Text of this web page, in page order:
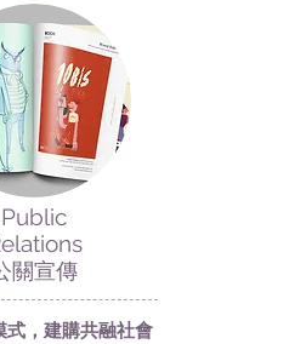
Public
關宣傳
式，建購共融社會